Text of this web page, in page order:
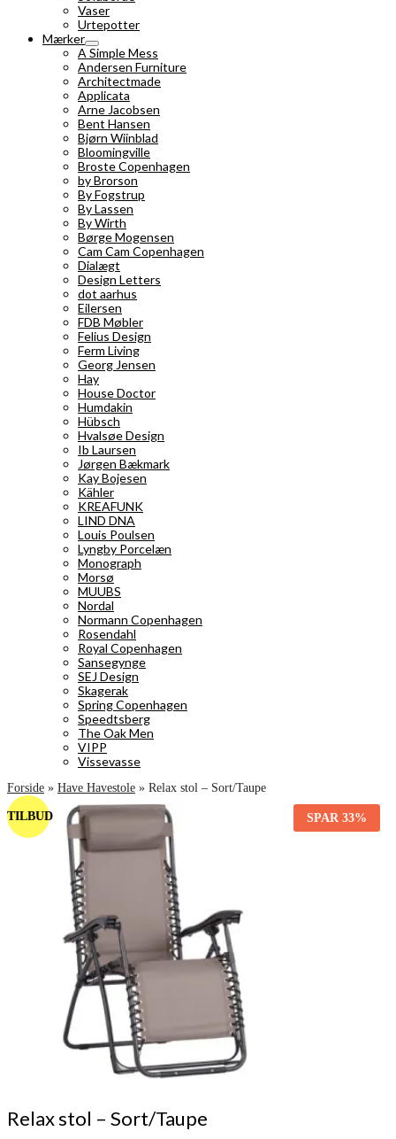
Vaser
Urtepotter
Mærker
A Simple Mess
Andersen Furniture
Architectmade
Applicata
Arne Jacobsen
Bent Hansen
Bjørn Wiinblad
Bloomingville
Broste Copenhagen
by Brorson
By Fogstrup
By Lassen
By Wirth
Børge Mogensen
Cam Cam Copenhagen
Dialægt
Design Letters
dot aarhus
Eilersen
FDB Møbler
Felius Design
Ferm Living
Georg Jensen
Hay
House Doctor
Humdakin
Hübsch
Hvalsøe Design
Ib Laursen
Jørgen Bækmark
Kay Bojesen
Kähler
KREAFUNK
LIND DNA
Louis Poulsen
Lyngby Porcelæn
Monograph
Morsø
MUUBS
Nordal
Normann Copenhagen
Rosendahl
Royal Copenhagen
Sansegynge
SEJ Design
Skagerak
Spring Copenhagen
Speedtsberg
The Oak Men
VIPP
Vissevasse
Forside » Have Havestole » Relax stol – Sort/Taupe
TILBUD SPAR 33%
Relax stol – Sort/Taupe